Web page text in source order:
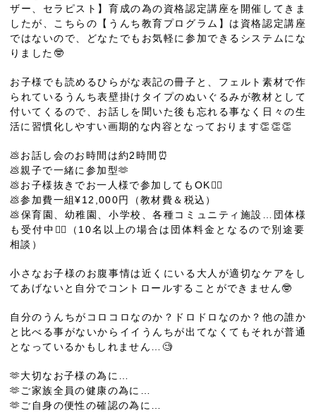
ザー、セラピスト】育成の為の資格認定講座を開催してきま
したが、こちらの【うんち教育プログラム】は資格認定講座
ではないので、どなたでもお気軽に参加できるシステムにな
りました🤓
お子様でも読めるひらがな表記の冊子と、フェルト素材で作
られているうんち表壁掛けタイプのぬいぐるみが教材として
付いてくるので、お話しを聞いた後も忘れる事なく日々の生
活に習慣化しやすい画期的な内容となっております👏👏👏
💩お話し会のお時間は約2時間⏰
💩親子で一緒に参加型🫶
💩お子様抜きでお一人様で参加してもOK🙆‍♀️
💩参加費一組¥12,000円（教材費＆税込）
💩保育園、幼稚園、小学校、各種コミュニティ施設…団体様
も受付中💁‍♀️（10名以上の場合は団体料金となるので別途要
相談）
小さなお子様のお腹事情は近くにいる大人が適切なケアをし
てあげないと自分でコントロールすることができません🤓
自分のうんちがコロコロなのか？ドロドロなのか？他の誰か
と比べる事がないからイイうんちが出てなくてもそれが普通
となっているかもしれません…🧐
🫶大切なお子様の為に…
🫶ご家族全員の健康の為に…
🫶ご自身の便性の確認の為に…